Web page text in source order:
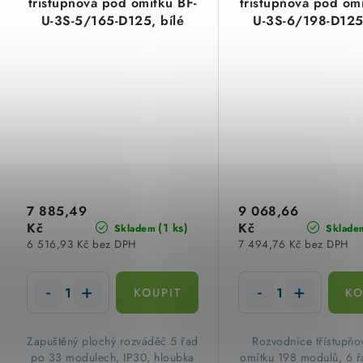
U-3S-5/165-D125, bílé
Skladem (1 ks)
6 516,93 Kč bez DPH
7 885,49
Kč
Zapuštěný plochý rozváděč 5 řad
po 33 modulech, IP30, hloubka
U-3S-6/198-
7 494,76 Kč bez DPH
9 068,66
Kč
Rozvodnice
omítku 198 modulů, 6